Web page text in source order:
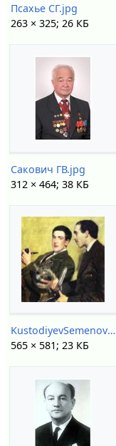
Псахье СГ.jpg
263 × 325; 26 КБ
Сакович ГВ.jpg
312 × 464; 38 КБ
KustodiyevSemenov Kapitsa.JPG
565 × 581; 23 КБ